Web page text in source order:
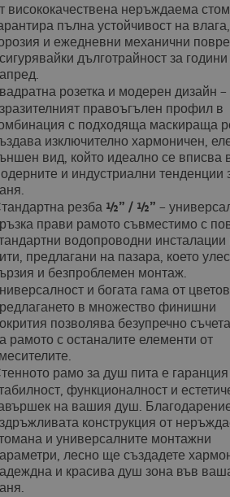
висококачествена неръждаема
пълна устойчивост на влага,
и ежедневни механични
дълготрайност за години
розетка и модерен дизайн –
правоъгълен профил в
с подходяща маскираща
изключително хармоничен,
вид, който идеално се вписва
и индустриални тенденции
резба ½” / ½” –
прави рамото съвместимо с
водопроводни
предлагани на пазара, което
и безпроблемен монтаж.
и богата гама от
в множество финишни
позволява безупречно
рамото с останалите елементи от
рамо за душ питае
функционалност и
на вашия душ.
конструкция от
и универсалните монтажни
лесно ще създадете
и красива душ зона във